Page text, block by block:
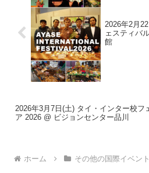
2026年2月
ェスティバ
館
2026年3月7日(土) タイ・インター校フ
ア 2026 @ ビジョンセンター品川
ホーム その他の国際イベント